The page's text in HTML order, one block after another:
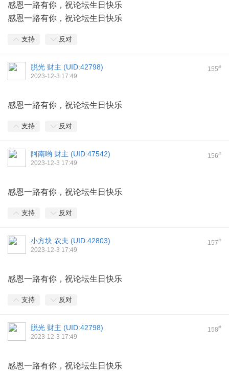
感恩一路有你，祝论坛生日快乐
感恩一路有你，祝论坛生日快乐
支持 反对
155#
脱光 财主 (UID:42798)
2023-12-3 17:49
感恩一路有你，祝论坛生日快乐
支持 反对
156#
阿南哟 财主 (UID:47542)
2023-12-3 17:49
感恩一路有你，祝论坛生日快乐
支持 反对
157#
小方块 农夫 (UID:42803)
2023-12-3 17:49
感恩一路有你，祝论坛生日快乐
支持 反对
158#
脱光 财主 (UID:42798)
2023-12-3 17:49
感恩一路有你，祝论坛生日快乐